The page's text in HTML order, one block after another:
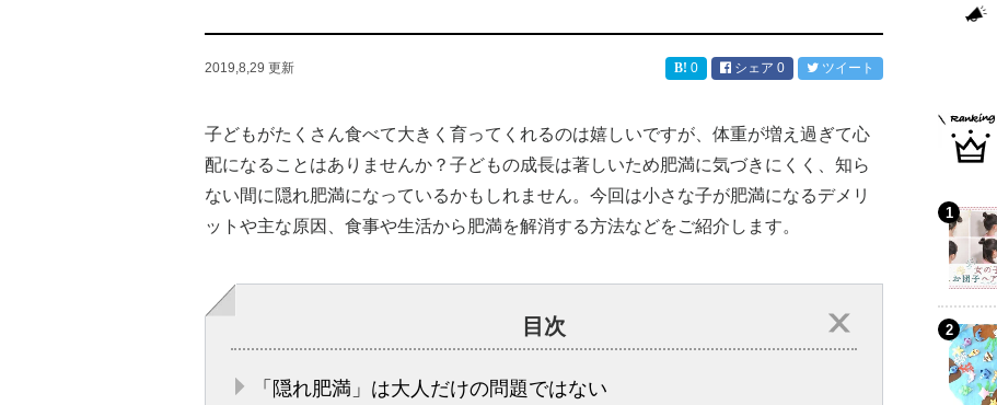
2019,8,29 更新 0 シェア 0 ツイート
子どもがたくさん食べて大きく育ってくれるのは嬉しいですが、体重が増え過ぎて心
配になることはありませんか？子どもの成長は著しいため肥満に気づきにくく、知ら
ない間に隠れ肥満になっているかもしれません。今回は小さな子が肥満になるデメリ
ットや主な原因、食事や生活から肥満を解消する方法などをご紹介します。
目次
「隠れ肥満」は大人だけの問題ではない